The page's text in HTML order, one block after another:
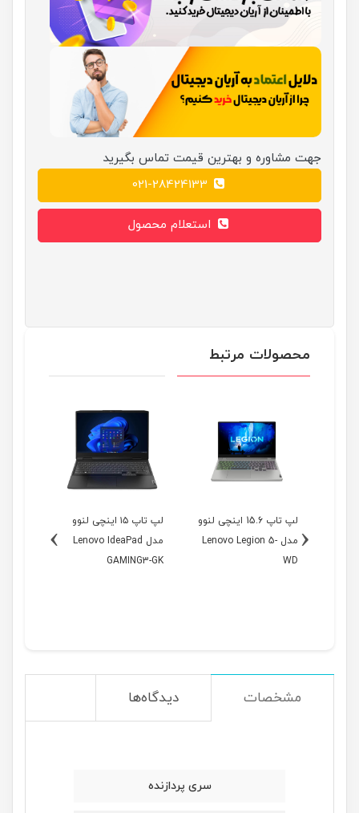
جهت مشاوره و بهترین قیمت تماس بگیرید
محصولات مرتبط
لپ تاپ 15.6 اینچی لنوو
مدل Lenovo Legion 5-
WD
لپ تاپ ۱۵ اینچی لنوو
مدل Lenovo IdeaPad
GAMING3-GK
‹
›
مشخصات دیدگاه‌ها
سری پردازنده